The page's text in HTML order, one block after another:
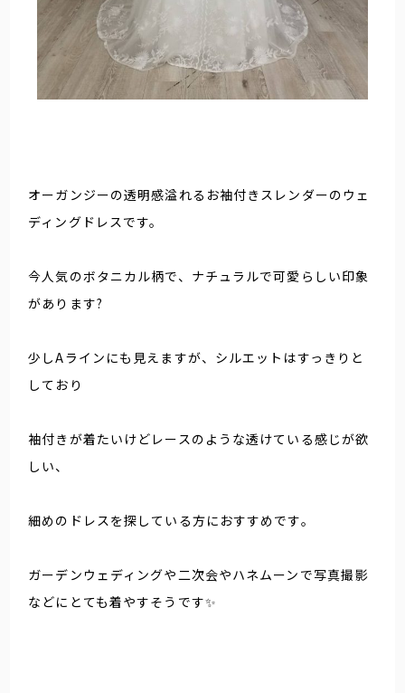
オーガンジーの透明感溢れるお袖付きスレンダーのウェ
ディングドレスです。
今人気のボタニカル柄で、ナチュラルで可愛らしい印象
があります?
少しAラインにも見えますが、シルエットはすっきりと
しており
袖付きが着たいけどレースのような透けている感じが欲
しい、
細めのドレスを探している方におすすめです。
ガーデンウェディングや二次会やハネムーンで写真撮影
などにとても着やすそうです✨